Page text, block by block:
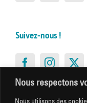
Nous respectons
Nous utilisons des
Suivez-nous !